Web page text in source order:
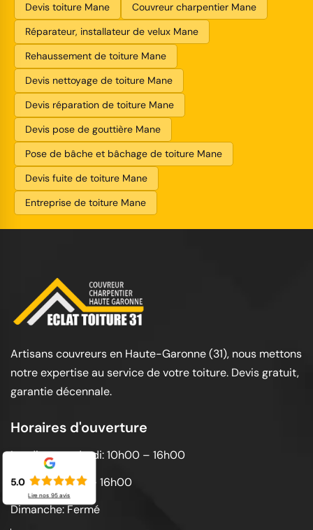
Devis toiture Mane
Couvreur charpentier Mane
Réparateur, installateur de velux Mane
Rehaussement de toiture Mane
Devis nettoyage de toiture Mane
Devis réparation de toiture Mane
Devis pose de gouttière Mane
Pose de bâche et bâchage de toiture Mane
Devis fuite de toiture Mane
Entreprise de toiture Mane
Artisans couvreurs en Haute-Garonne (31), nous mettons
notre expertise au service de votre toiture. Devis gratuit,
garantie décennale.
Horaires d'ouverture
Lundi au vendredi: 10h00 – 16h00
Samedi: 10h00 – 16h00
Dimanche: Fermé
5.0
Lire nos 95avis